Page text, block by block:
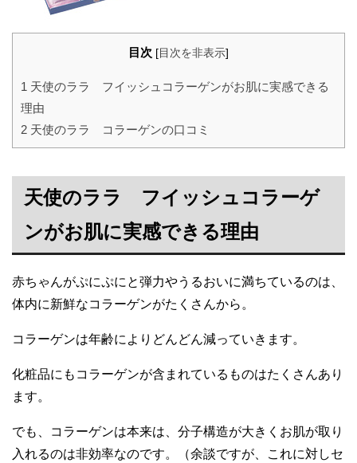
目次 [ 目次を非表示]
1 天使のララ フイッシュコラーゲンがお肌に実感できる
理由
2 天使のララ コラーゲンの口コミ
天使のララ フイッシュコラーゲ
ンがお肌に実感できる理由
赤ちゃんがぷにぷにと弾力やうるおいに満ちているのは、
体内に新鮮なコラーゲンがたくさんから。
コラーゲンは年齢によりどんどん減っていきます。
化粧品にもコラーゲンが含まれているものはたくさんあり
ます。
でも、コラーゲンは本来は、分子構造が大きくお肌が取り
入れるのは非効率なのです。（余談ですが、これに対しセ